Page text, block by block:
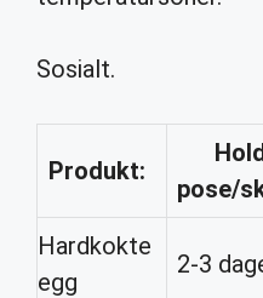
Sosialt.
Produkt:
pose/
Hardkokte
egg
2-3